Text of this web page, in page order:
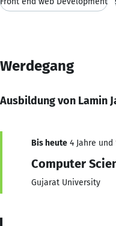
Werdegang
Ausbildung von Lamin
Bis heute 4 Jahre und
Computer
Gujarat University